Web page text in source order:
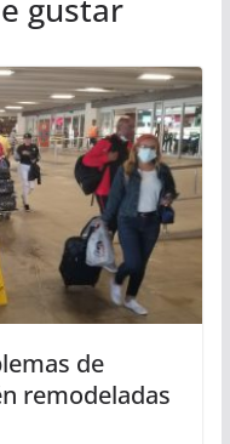
gustar
de
remodeladas